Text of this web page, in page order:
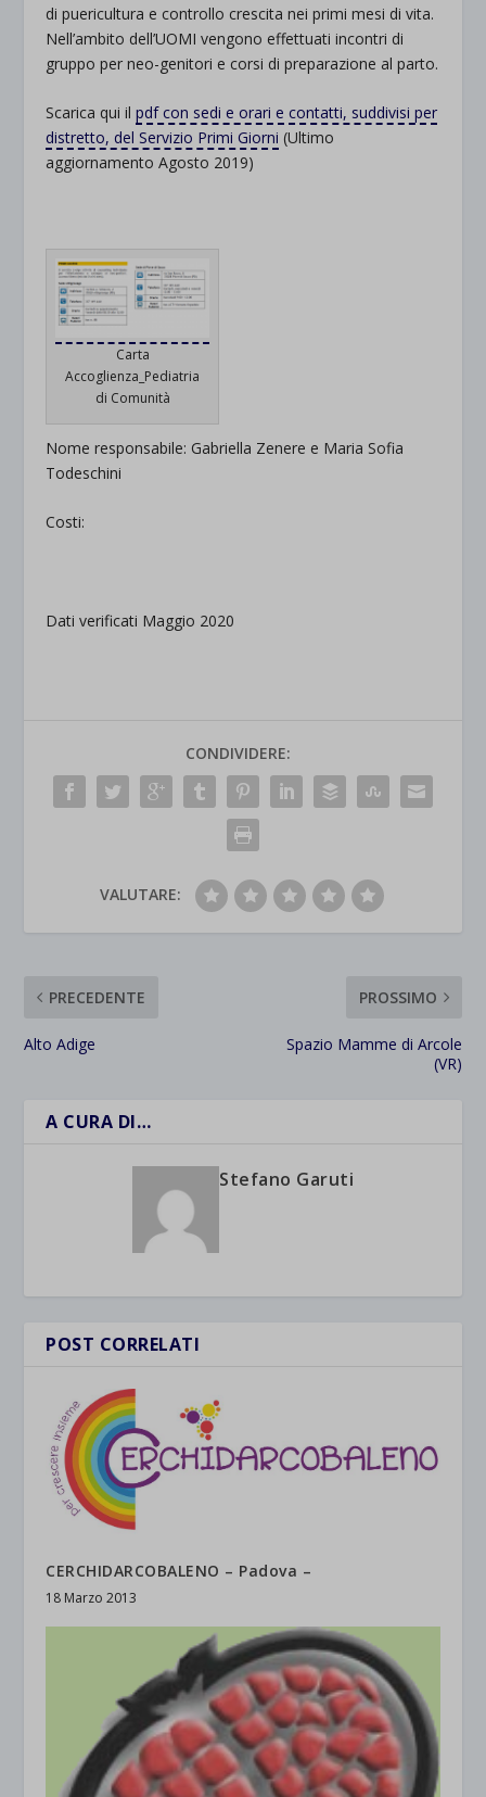
di puericultura e controllo crescita nei primi mesi di vita.
Nell’ambito dell’UOMI vengono effettuati incontri di
gruppo per neo-genitori e corsi di preparazione al parto.
Scarica qui ilpdf con sedi e orari e contatti, suddivisi per
distretto, del Servizio Primi Giorni (Ultimo
aggiornamento Agosto 2019)
Carta
Accoglienza_Pediatria
di Comunità
Nome responsabile: Gabriella Zenere e Maria Sofia
Todeschini
Costi:
Dati verificati Maggio 2020
CONDIVIDERE:
VALUTARE:
PRECEDENTE
Alto Adige
PROSSIMO
Spazio Mamme di Arcole
(VR)
A CURA DI…
Stefano Garuti
POST CORRELATI
CERCHIDARCOBALENO – Padova –
18 Marzo 2013